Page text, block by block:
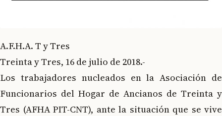
A.F.H.A. T y Tres
Treinta y Tres, 16 de julio de 2018.-
Los trabajadores nucleados en la Asociación de
Funcionarios del Hogar de Ancianos de Treinta y
Tres (AFHA PIT-CNT), ante la situación que se vive